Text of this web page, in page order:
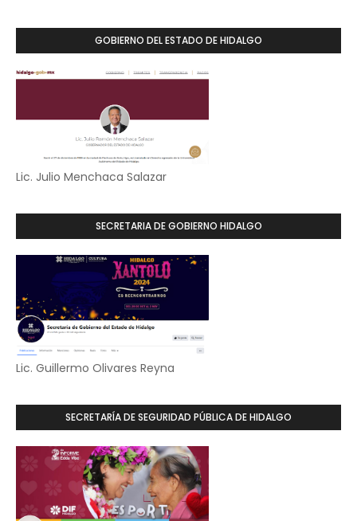
GOBIERNO DEL ESTADO DE HIDALGO
Lic. Julio Menchaca Salazar
SECRETARIA DE GOBIERNO HIDALGO
Lic. Guillermo Olivares Reyna
SECRETARÍA DE SEGURIDAD PÚBLICA DE HIDALGO